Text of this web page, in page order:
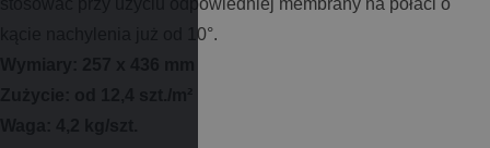
stosować przy użyciu odpowiedniej membrany na połaci o
kącie nachylenia już od 10°.